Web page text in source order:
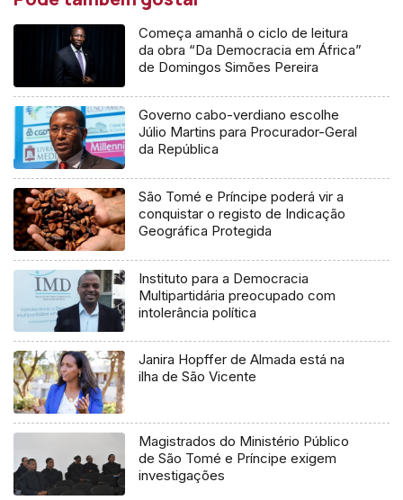
Começa amanhã o ciclo de leitura
da obra “Da Democracia em África”
de Domingos Simões Pereira
Governo cabo-verdiano escolhe
Júlio Martins para Procurador-Geral
da República
São Tomé e Príncipe poderá vir a
conquistar o registo de Indicação
Geográfica Protegida
Instituto para a Democracia
Multipartidária preocupado com
intolerância política
Janira Hopffer de Almada está na
ilha de São Vicente
Magistrados do Ministério Público
de São Tomé e Príncipe exigem
investigações